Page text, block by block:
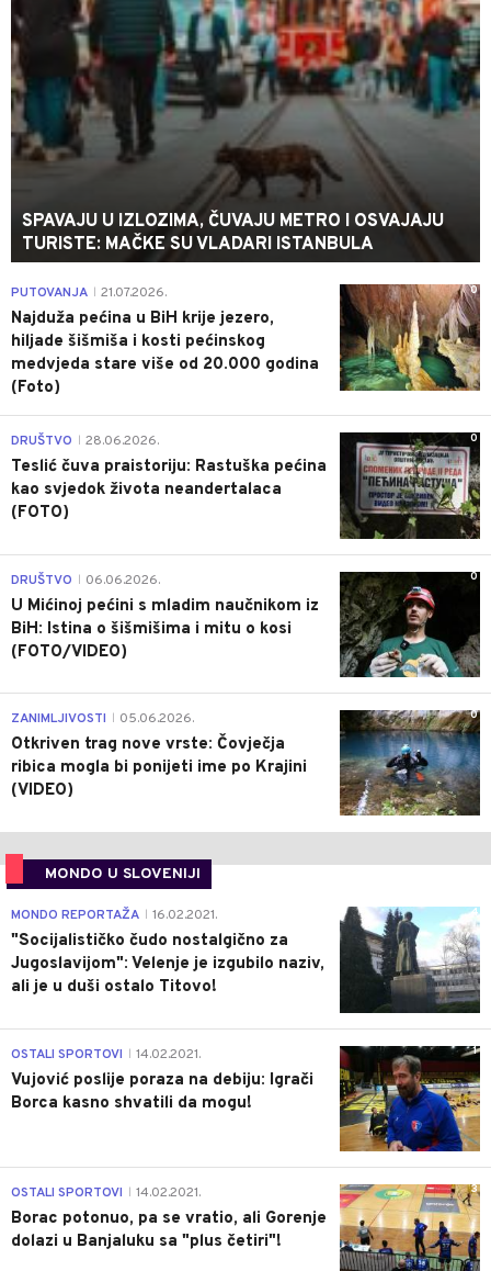
SPAVAJU U IZLOZIMA, ČUVAJU METRO I OSVAJAJU
TURISTE: MAČKE SU VLADARI ISTANBULA
0
PUTOVANJA 21.07.2026.
Najduža pećina u BiH krije jezero,
hiljade šišmiša i kosti pećinskog
medvjeda stare više od 20.000 godina
(Foto)
0
DRUŠTVO 28.06.2026.
Teslić čuva praistoriju: Rastuška pećina
kao svjedok života neandertalaca
(FOTO)
0
DRUŠTVO 06.06.2026.
U Mićinoj pećini s mladim naučnikom iz
BiH: Istina o šišmišima i mitu o kosi
(FOTO/VIDEO)
0
ZANIMLJIVOSTI 05.06.2026.
Otkriven trag nove vrste: Čovječja
ribica mogla bi ponijeti ime po Krajini
(VIDEO)
MONDO U SLOVENIJI
4
MONDO REPORTAŽA 16.02.2021.
"Socijalističko čudo nostalgično za
Jugoslavijom": Velenje je izgubilo naziv,
ali je u duši ostalo Titovo!
1
OSTALI SPORTOVI 14.02.2021.
Vujović poslije poraza na debiju: Igrači
Borca kasno shvatili da mogu!
3
OSTALI SPORTOVI 14.02.2021.
Borac potonuo, pa se vratio, ali Gorenje
dolazi u Banjaluku sa "plus četiri"!